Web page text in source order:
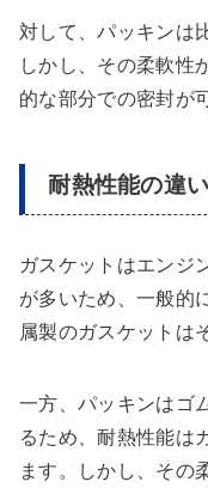
対して、パッキンは
しかし、その柔軟性
的な部分での密封が
耐熱性能の違い
ガスケットはエンジ
が多いため、一般的
属製のガスケットは
一方、パッキンはゴ
るため、耐熱性能は
ます。しかし、その